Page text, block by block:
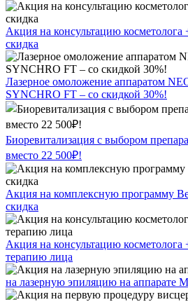
Акция на консультацию косметолога
скидка
Лазерное омоложение аппаратом
SYNCHRO FT – со скидкой 30%!
Биоревитализация с выбором
вместо 22 500₽!
Акция на комплексную программу
скидка
Акция на консультацию
терапию лица
на лазерную эпиляцию на аппарате